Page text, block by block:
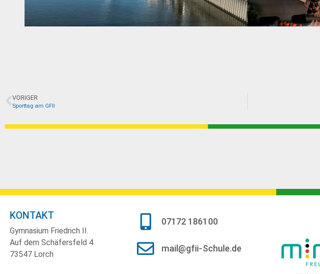
VORIGER
Sporttag am GFII
KONTAKT
Gymnasium Friedrich II.
Auf dem Schäfersfeld 4
73547 Lorch
07172 186100
mail@gfii-Schule.de